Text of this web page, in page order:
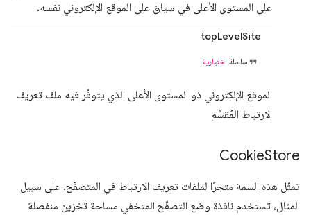
على المستوى الأعلى في سياق على الموقع الإلكتروني نفسه.
topLevelSite
سلسلة اختيارية
الموقع الإلكتروني ذو المستوى الأعلى الذي يتوفّر فيه ملف تعريف
الارتباط المُقسَّم
CookieStore
تمثّل هذه السمة متجرًا لملفات تعريف الارتباط في المتصفّح. على سبيل
المثال، تستخدم نافذة وضع التصفّح المتخفي مساحة تخزين منفصلة